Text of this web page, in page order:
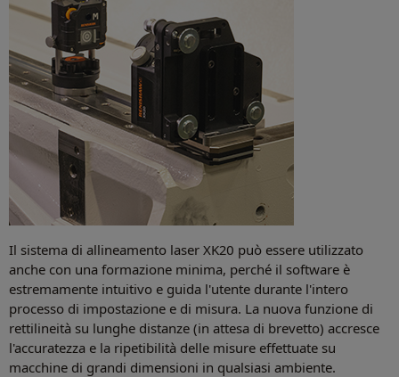
Il sistema di allineamento laser XK20 può essere utilizzato
anche con una formazione minima, perché il software è
estremamente intuitivo e guida l'utente durante l'intero
processo di impostazione e di misura. La nuova funzione di
rettilineità su lunghe distanze (in attesa di brevetto) accresce
l'accuratezza e la ripetibilità delle misure effettuate su
macchine di grandi dimensioni in qualsiasi ambiente.